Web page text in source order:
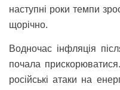
наступні роки темпи
щорічно.
Водночас інфляція
почала
російські атаки на